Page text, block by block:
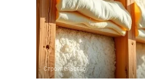
Строительство